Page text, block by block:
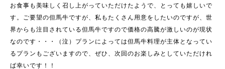
お食事も美味しく召し上がっていただけたようで、とっても嬉しいで
す。ご要望の但馬牛ですが、私もたくさん用意をしたいのですが、世
界からも注目されている但馬牛ですので価格の高騰が激しいのが現状
なのです・・・（泣）プランによっては但馬牛料理が主体となってい
るプランもございますので、ぜひ、次回のお楽しみとしていただけれ
ば幸いです！！